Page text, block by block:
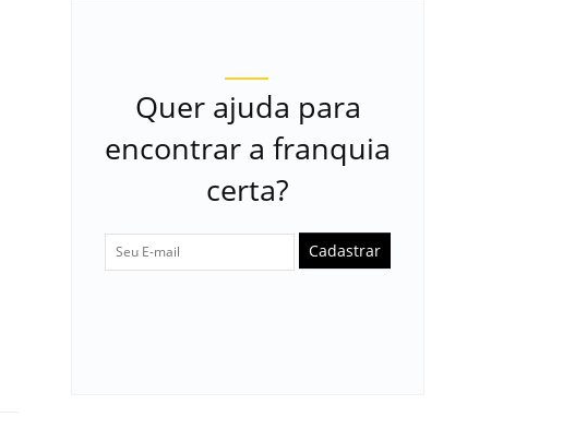
Quer ajuda para
encontrar a franquia
certa?
Cadastrar